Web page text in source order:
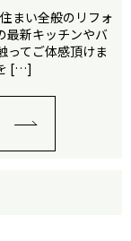
まい全般のリフォ
最新キッチンやバ
ってご体感頂けま
[…]